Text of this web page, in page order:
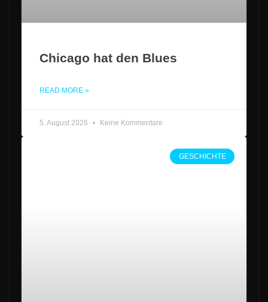
Chicago hat den Blues
READ MORE »
5. August 2026 Keine Kommentare
GESCHICHTE